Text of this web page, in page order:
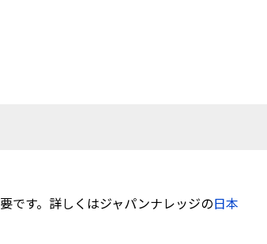
です。詳しくはジャパンナレッジの日本